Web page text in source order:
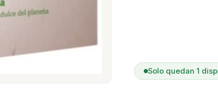
Solo quedan 1